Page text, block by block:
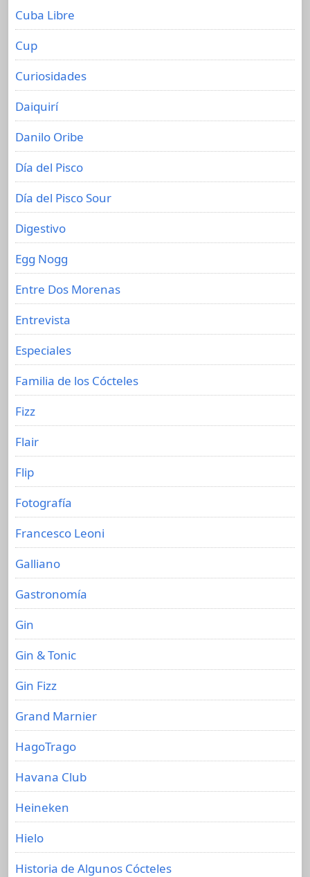
Cuba Libre
Cup
Curiosidades
Daiquirí
Danilo Oribe
Día del Pisco
Día del Pisco Sour
Digestivo
Egg Nogg
Entre Dos Morenas
Entrevista
Especiales
Familia de los Cócteles
Fizz
Flair
Flip
Fotografía
Francesco Leoni
Galliano
Gastronomía
Gin
Gin & Tonic
Gin Fizz
Grand Marnier
HagoTrago
Havana Club
Heineken
Hielo
Historia de Algunos Cócteles